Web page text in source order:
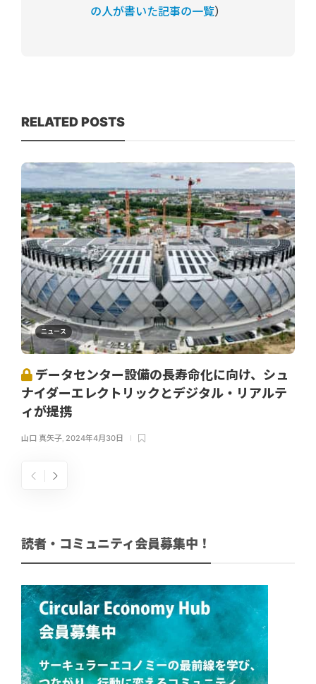
の人が書いた記事の一覧）
RELATED POSTS
ニュース
データセンター設備の長寿命化に向け、シュ
ナイダーエレクトリックとデジタル・リアルテ
ィが提携
山口 真矢子, 2024年4月30日
読者・コミュニティ会員募集中！